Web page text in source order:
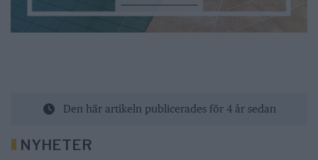
Den här artikeln publicerades för 4 år sedan
NYHETER